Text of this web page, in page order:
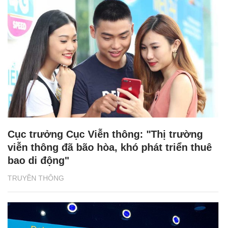
TRUYỀN THÔNG
Cục trưởng Cục Viễn thông: "Thị trường
viễn thông đã bão hòa, khó phát triển thuê
bao di động"